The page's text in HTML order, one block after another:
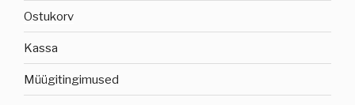
Ostukorv
Kassa
Müügitingimused